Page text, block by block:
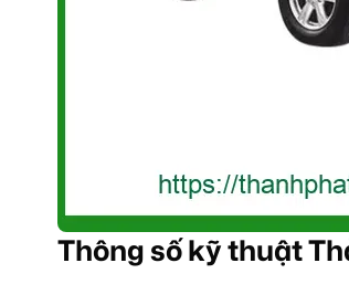
Thông số kỹ thuật